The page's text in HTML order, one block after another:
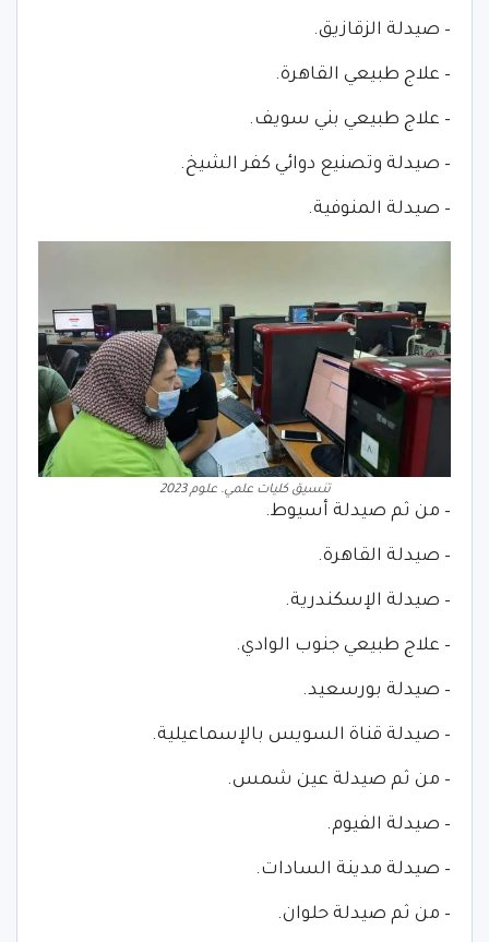
– صيدلة الزقازيق.
– علاج طبيعي القاهرة.
– علاج طبيعي بني سويف.
– صيدلة وتصنيع دوائي كفر الشيخ.
– صيدلة المنوفية.
تنسيق كليات علمي. علوم 2023
– من ثم صيدلة أسيوط.
– صيدلة القاهرة.
– صيدلة الإسكندرية.
– علاج طبيعي جنوب الوادي.
– صيدلة بورسعيد.
– صيدلة قناة السويس بالإسماعيلية.
– من ثم صيدلة عين شمس.
– صيدلة الفيوم.
– صيدلة مدينة السادات.
– من ثم صيدلة حلوان.